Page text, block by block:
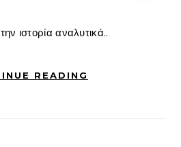
ιστορία αναλυτικά..
READING